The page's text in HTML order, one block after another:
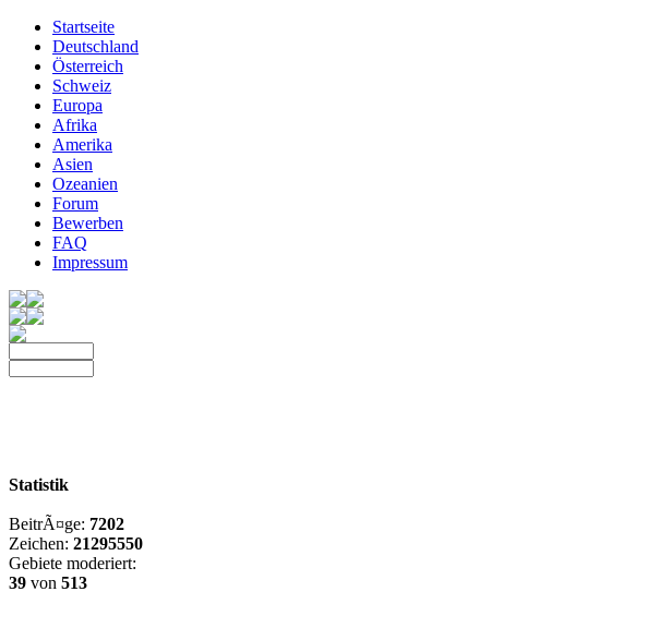
Startseite
Deutschland
Österreich
Schweiz
Europa
Afrika
Amerika
Asien
Ozeanien
Forum
Bewerben
FAQ
Impressum
Statistik
BeitrÃ¤ge: 7202
Zeichen: 21295550
Gebiete moderiert:
39 von 513